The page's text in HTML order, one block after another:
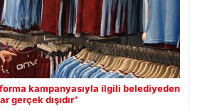
kampanyasıyla ilgili belediyeden
gerçek dışıdır”